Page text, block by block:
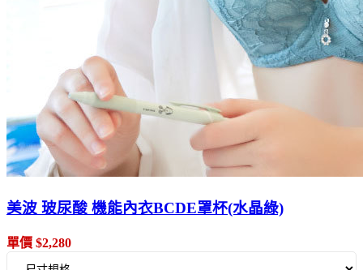
美波 玻尿酸 機能內衣BCDE罩杯(水晶綠)
單價 $2,280